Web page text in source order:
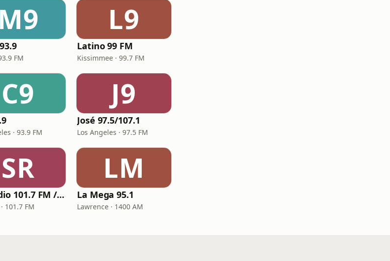
M9
FM
L9
Latino 99 FM
Kissimmee · 99.7 FM
C9
· 93.9 FM
J9
José 97.5/107.1
Los Angeles · 97.5 FM
SR
Sol Radio 101.7 FM / 106.9 HD3
101.7 FM
LM
La Mega 95.1
Lawrence · 1400 AM